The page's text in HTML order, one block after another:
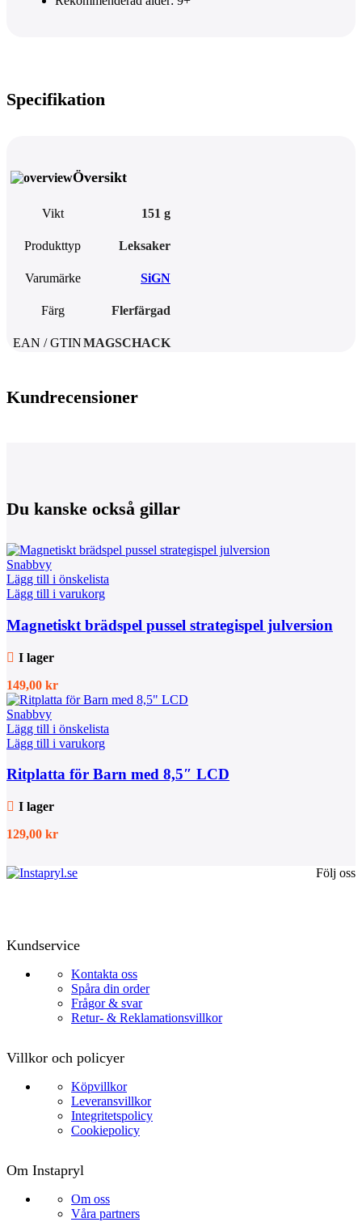
Specifikation
Översikt
Vikt 151 g
Produkttyp Leksaker
Varumärke SiGN
Färg Flerfärgad
EAN / GTINMAGSCHACK
Kundrecensioner
Du kanske också gillar
Snabbvy
Lägg till i önskelista
Lägg till i varukorg
Magnetiskt brädspel pussel strategispel julversion
I lager
149,00 kr
Snabbvy
Lägg till i önskelista
Lägg till i varukorg
Ritplatta för Barn med 8,5″ LCD
I lager
129,00 kr
Följ oss
Kundservice
Kontakta oss
Spåra din order
Frågor & svar
Retur- & Reklamationsvillkor
Villkor och policyer
Köpvillkor
Leveransvillkor
Integritetspolicy
Cookiepolicy
Om Instapryl
Om oss
Våra partners